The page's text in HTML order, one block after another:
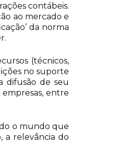
contábeis.
ao mercado e
da norma
(técnicos,
no suporte
difusão de seu
entre
o mundo que
a relevância do